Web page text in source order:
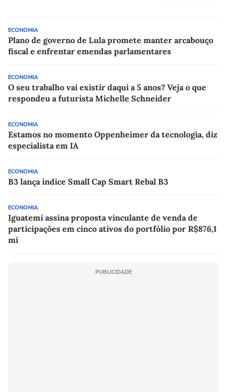
ECONOMIA
Plano de governo de Lula promete manter arcabouço
fiscal e enfrentar emendas parlamentares
ECONOMIA
O seu trabalho vai existir daqui a 5 anos? Veja o que
respondeu a futurista Michelle Schneider
ECONOMIA
Estamos no momento Oppenheimer da tecnologia, diz
especialista em IA
ECONOMIA
B3 lança índice Small Cap Smart Rebal B3
ECONOMIA
Iguatemi assina proposta vinculante de venda de
participações em cinco ativos do portfólio por R$876,1
mi
PUBLICIDADE